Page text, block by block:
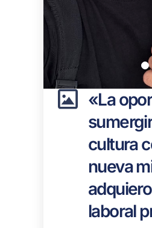
«La
cultura
nueva
laboral